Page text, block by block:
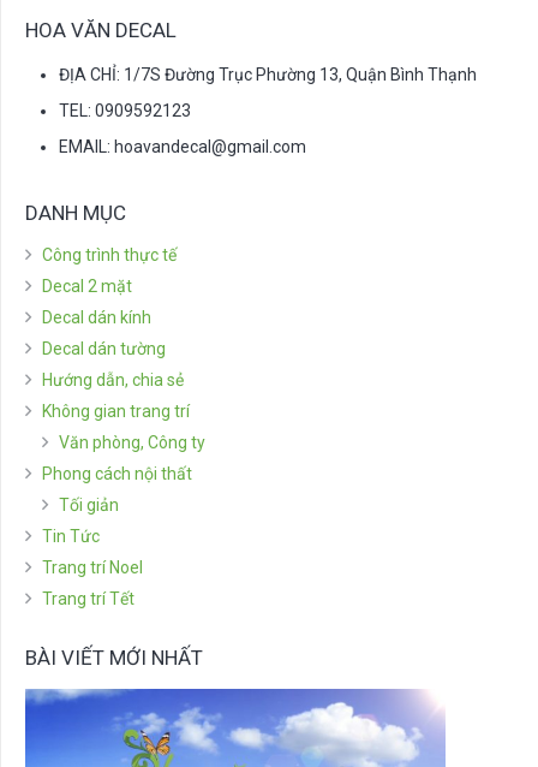
HOA VĂN DECAL
ĐỊA CHỈ: 1/7S Đường Trục Phường 13, Quận Bình Thạnh
TEL: 0909592123
EMAIL: hoavandecal@gmail.com
DANH MỤC
Công trình thực tế
Decal 2 mặt
Decal dán kính
Decal dán tường
Hướng dẫn, chia sẻ
Không gian trang trí
Văn phòng, Công ty
Phong cách nội thất
Tối giản
Tin Tức
Trang trí Noel
Trang trí Tết
BÀI VIẾT MỚI NHẤT